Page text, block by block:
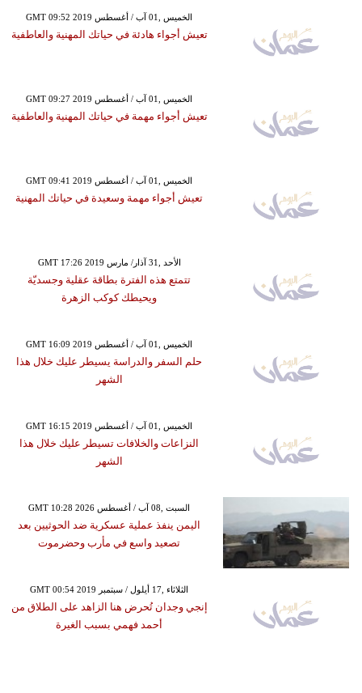
GMT 09:52 2019 الخميس ,01 آب / أغسطس
تعيش أجواء هادئة في حياتك المهنية والعاطفية
GMT 09:27 2019 الخميس ,01 آب / أغسطس
تعيش أجواء مهمة في حياتك المهنية والعاطفية
GMT 09:41 2019 الخميس ,01 آب / أغسطس
تعيش أجواء مهمة وسعيدة في حياتك المهنية
GMT 17:26 2019 الأحد ,31 آذار/ مارس
تتمتع هذه الفترة بطاقة عقلية وجسديّة
ويحيطك كوكب الزهرة
GMT 16:09 2019 الخميس ,01 آب / أغسطس
حلم السفر والدراسة يسيطر عليك خلال هذا
الشهر
GMT 16:15 2019 الخميس ,01 آب / أغسطس
النزاعات والخلافات تسيطر عليك خلال هذا
الشهر
GMT 10:28 2026 السبت ,08 آب / أغسطس
اليمن ينفذ عملية عسكرية ضد الحوثيين بعد
تصعيد واسع في مأرب وحضرموت
GMT 00:54 2019 الثلاثاء ,17 أيلول / سبتمبر
إنجي وجدان تُحرض هنا الزاهد على الطلاق من
أحمد فهمي بسبب الغيرة